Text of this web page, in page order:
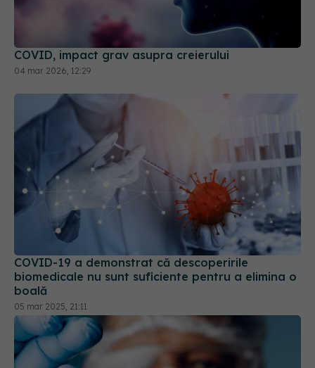
COVID, impact grav asupra creierului
04 mar 2026, 12:29
COVID-19 a demonstrat că descoperirile
biomedicale nu sunt suficiente pentru a elimina o
boală
05 mar 2025, 21:11